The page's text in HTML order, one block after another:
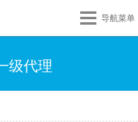
导航菜单
级代理